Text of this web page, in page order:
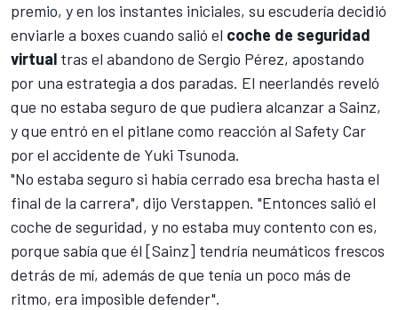
premio, y en los instantes iniciales, su escudería decidió
enviarle a boxes cuando salió el coche de seguridad
virtual tras el abandono de Sergio Pérez, apostando
por una estrategia a dos paradas. El neerlandés reveló
que no estaba seguro de que pudiera alcanzar a Sainz,
y que entró en el pitlane como reacción al Safety Car
por el accidente de Yuki Tsunoda.
"No estaba seguro si había cerrado esa brecha hasta el
final de la carrera", dijo Verstappen. "Entonces salió el
coche de seguridad, y no estaba muy contento con es,
porque sabía que él [Sainz] tendría neumáticos frescos
detrás de mí, además de que tenía un poco más de
ritmo, era imposible defender".